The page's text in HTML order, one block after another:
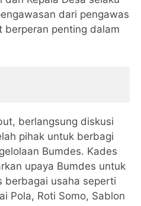
dari pengawas
berperan penting dalam
berlangsung diskusi
pihak untuk berbagi
Bumdes. Kades
upaya Bumdes untuk
berbagai usaha seperti
Pola, Roti Somo, Sablon